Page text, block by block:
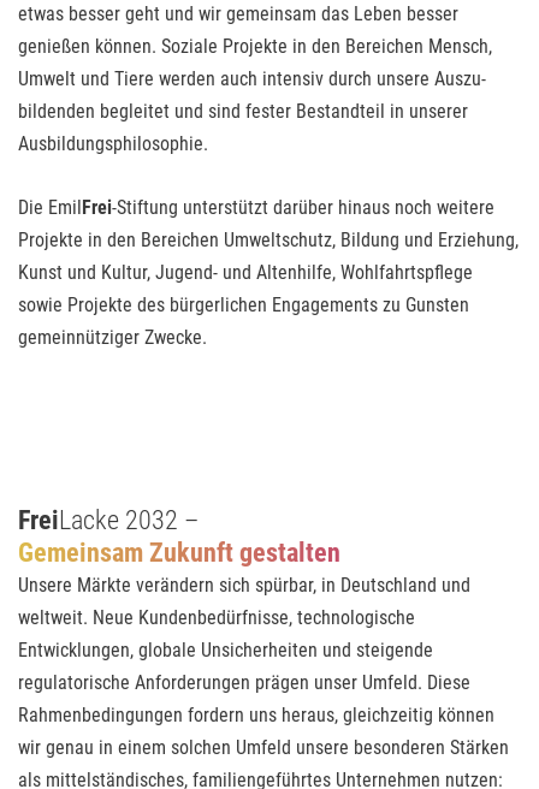
etwas besser geht und wir gemeinsam das Leben besser
genießen können. Soziale Projekte in den Bereichen Mensch,
Umwelt und Tiere werden auch intensiv durch unsere Aus­zu­
bildenden begleitet und sind fester Bestandteil in unserer
Ausbildungsphilosophie.
Die EmilFrei-Stiftung unterstützt darüber hinaus noch weitere
Projekte in den Bereichen Umweltschutz, Bildung und Erziehung,
Kunst und Kultur, Jugend- und Altenhilfe, Wohlfahrtspflege
sowie Projekte des bürgerlichen Engagements zu Gunsten
gemeinnütziger Zwecke.
FreiLacke 2032 –
Gemeinsam Zukunft gestalten
Unsere Märkte verändern sich spürbar, in Deutschland und
weltweit. Neue Kundenbedürfnisse, technologische
Entwicklungen, globale Unsicherheiten und steigende
regulatorische Anforderungen prägen unser Umfeld. Diese
Rahmenbedingungen fordern uns heraus, gleichzeitig können
wir genau in einem solchen Umfeld unsere besonderen Stärken
als mittelständisches, familiengeführtes Unternehmen nutzen: